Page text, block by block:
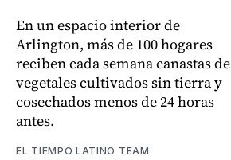
En un espacio interior de
Arlington, más de 100 hogares
reciben cada semana canastas de
vegetales cultivados sin tierra y
cosechados menos de 24 horas
antes.
EL TIEMPO LATINO TEAM